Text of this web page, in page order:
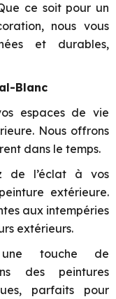
ce soit pour un
nous vous
et durables,
Blanc
espaces de vie
Nous offrons
dans le temps.
de l’éclat à vos
extérieure.
aux intempéries
extérieurs.
touche de
des peintures
parfaits pour